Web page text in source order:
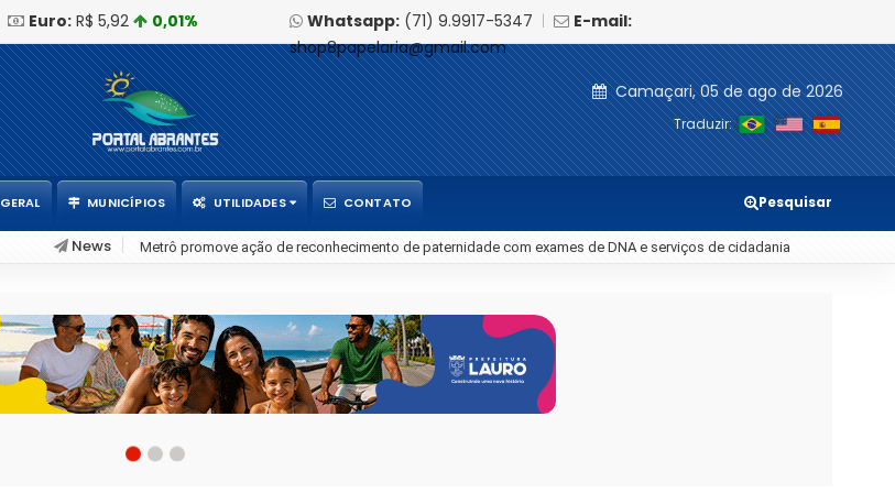
Euro: R$ 5,92 0,01% Whatsapp:(71) 9.9917-5347 |
E-mail:
shop8papelaria@gmail.com
Camaçari, 05 de ago de 2026
Traduzir:
GERAL MUNICÍPIOS UTILIDADES CONTATO Pesquisar
News Metrô promove ação de reconhecimento de paternidade com exames de DNA e serviços de cidadania